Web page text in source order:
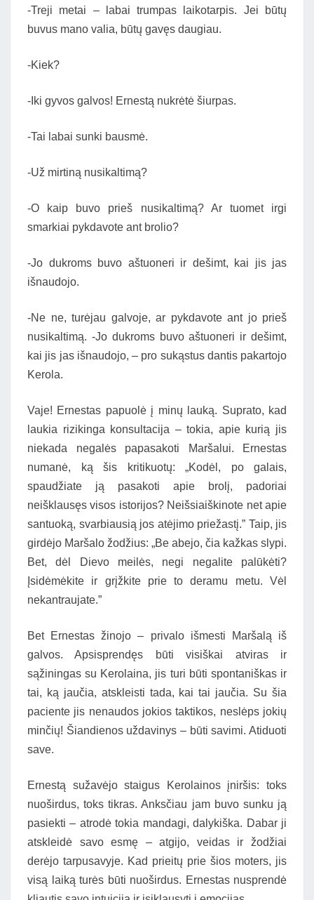
-Treji metai – labai trumpas laikotarpis. Jei būtų
buvus mano valia, būtų gavęs daugiau.
-Kiek?
-Iki gyvos galvos! Ernestą nukrėtė šiurpas.
-Tai labai sunki bausmė.
-Už mirtiną nusikaltimą?
-O kaip buvo prieš nusikaltimą? Ar tuomet irgi
smarkiai pykdavote ant brolio?
-Jo dukroms buvo aštuoneri ir dešimt, kai jis jas
išnaudojo.
-Ne ne, turėjau galvoje, ar pykdavote ant jo prieš
nusikaltimą. -Jo dukroms buvo aštuoneri ir dešimt,
kai jis jas išnaudojo, – pro sukąstus dantis pakartojo
Kerola.
Vaje! Ernestas papuolė į minų lauką. Suprato, kad
laukia rizikinga konsultacija – tokia, apie kurią jis
niekada negalės papasakoti Maršalui. Ernestas
numanė, ką šis kritikuotų: „Kodėl, po galais,
spaudžiate ją pasakoti apie brolį, padoriai
neišklausęs visos istorijos? Neišsiaiškinote net apie
santuoką, svarbiausią jos atėjimo priežastį.” Taip, jis
girdėjo Maršalo žodžius: „Be abejo, čia kažkas slypi.
Bet, dėl Dievo meilės, negi negalite palūkėti?
Įsidėmėkite ir grįžkite prie to deramu metu. Vėl
nekantraujate.”
Bet Ernestas žinojo – privalo išmesti Maršalą iš
galvos. Apsisprendęs būti visiškai atviras ir
sąžiningas su Kerolaina, jis turi būti spontaniškas ir
tai, ką jaučia, atskleisti tada, kai tai jaučia. Su šia
paciente jis nenaudos jokios taktikos, neslėps jokių
minčių! Šiandienos uždavinys – būti savimi. Atiduoti
save.
Ernestą sužavėjo staigus Kerolainos įniršis: toks
nuoširdus, toks tikras. Anksčiau jam buvo sunku ją
pasiekti – atrodė tokia mandagi, dalykiška. Dabar ji
atskleidė savo esmę – atgijo, veidas ir žodžiai
derėjo tarpusavyje. Kad prieitų prie šios moters, jis
visą laiką turės būti nuoširdus. Ernestas nusprendė